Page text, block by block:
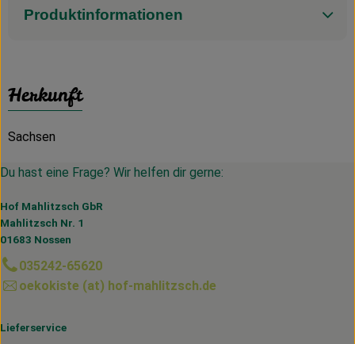
Produktinformationen
Herkunft
Sachsen
Du hast eine Frage? Wir helfen dir gerne:
Hof Mahlitzsch GbR
Mahlitzsch Nr. 1
01683 Nossen
035242-65620
oekokiste (at) hof-mahlitzsch.de
Lieferservice